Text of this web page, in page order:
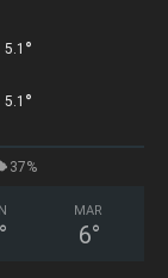
5.1 °
5.1 °
37%
°
MAR
6°